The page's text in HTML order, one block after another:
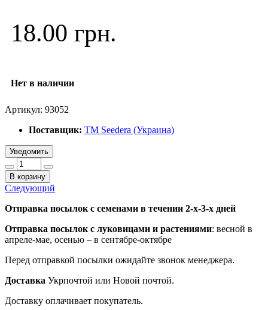
18.00 грн.
Нет в наличии
Артикул: 93052
Поставщик: ТМ Seedera (Украина)
Уведомить
В корзину
Следующий
Отправка посылок с семенами в течении 2-х-3-х дней
Отправка посылок с луковицами и растениями: весной в
апреле-мае, осенью – в сентябре-октябре
Перед отправкой посылки ожидайте звонок менеджера.
Доставка Укрпочтой или Новой почтой.
Доставку оплачивает покупатель.